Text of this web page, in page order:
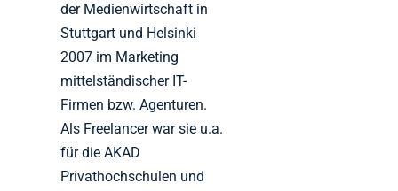
der Medienwirtschaft in
Stuttgart und Helsinki
2007 im Marketing
mittelständischer IT-
Firmen bzw. Agenturen.
Als Freelancer war sie u.a.
für die AKAD
Privathochschulen und